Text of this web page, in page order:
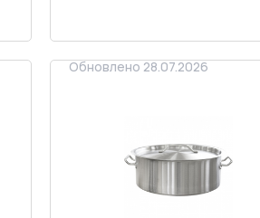
Обновлено 28.07.2026